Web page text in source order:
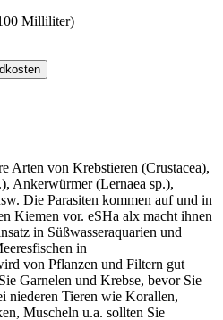
Milliliter)
Arten von Krebstieren (Crustacea),
Ankerwürmer (Lernaea sp.),
Die Parasiten kommen auf und in
Kiemen vor. eSHa alx macht ihnen
in Süßwasseraquarien und
in
von Pflanzen und Filtern gut
Garnelen und Krebse, bevor Sie
niederen Tieren wie Korallen,
Muscheln u.a. sollten Sie